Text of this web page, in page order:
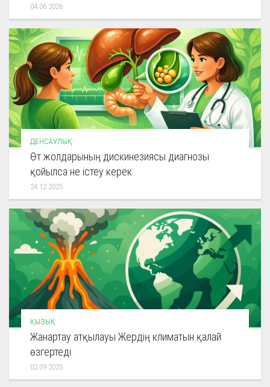
04.06.2026
ДЕНСАУЛЫҚ
Өт жолдарының дискинезиясы диагнозы
қойылса не істеу керек
24.12.2025
ҚЫЗЫҚ
Жанартау атқылауы Жердің климатын қалай
өзгертеді
02.09.2025